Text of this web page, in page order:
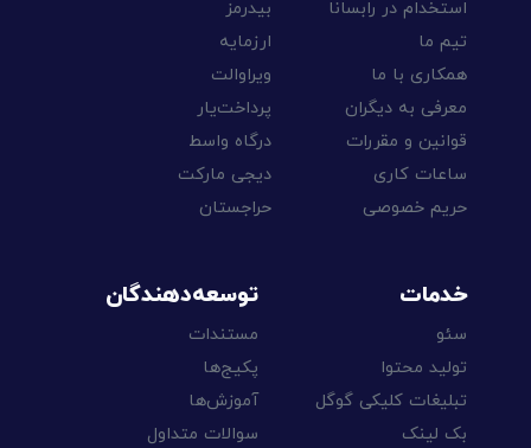
استخدام در رابسانا
تیم ما
همکاری با ما
معرفی به دیگران
قوانین و مقررات
ساعات کاری
حریم خصوصی
بیدرمز
ارزمایه
ویراوالت
پرداخت‌یار
درگاه واسط
دیجی مارکت
حراجستان
خدمات
سئو
تولید محتوا
تبلیغات کلیکی گوگل
بک لینک
توسعه‌دهندگان
مستندات
پکیج‌ها
آموزش‌ها
سوالات متداول